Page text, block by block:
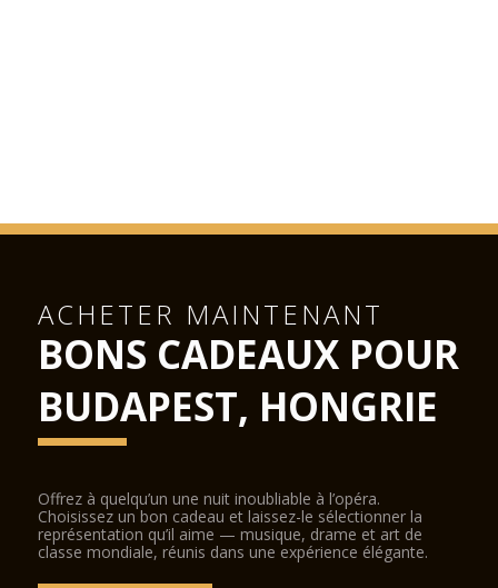
ACHETER MAINTENANT
BONS CADEAUX POUR
BUDAPEST, HONGRIE
Offrez à quelqu’un une nuit inoubliable à l’opéra.
Choisissez un bon cadeau et laissez-le sélectionner la
représentation qu’il aime — musique, drame et art de
classe mondiale, réunis dans une expérience élégante.